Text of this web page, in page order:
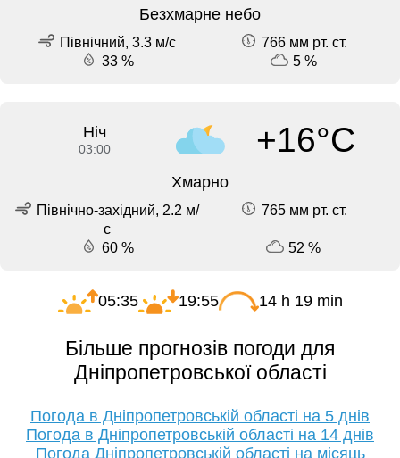
Безхмарне небо
Північний, 3.3 м/с
766 мм рт. ст.
33 %
5 %
Ніч
03:00 +16°C
Хмарно
Північно-західний, 2.2 м/
с
765 мм рт. ст.
60 % 52 %
05:35 19:55 14 h 19 min
Більше прогнозів погоди для
Дніпропетровської області
Погода в Дніпропетровській області на 5 днів
Погода в Дніпропетровській області на 14 днів
Погода Дніпропетровській області на місяць